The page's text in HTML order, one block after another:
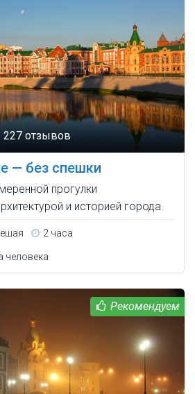
227 отзывов
— без спешки
прогулки
и историей города.
2 часа
человека